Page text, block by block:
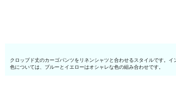
クロップド丈のカーゴパンツをリネンシャツと合わせるスタイルです。
色については、ブルーとイエローはオシャレな色の組み合わせです。